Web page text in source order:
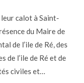
calot à Saint-
du Maire de
de l’ile de Ré, des
de l’ile de Ré et de
civiles et…